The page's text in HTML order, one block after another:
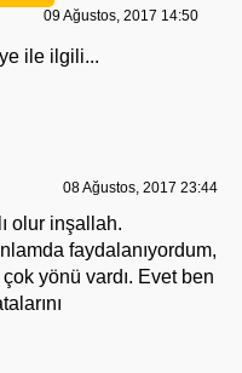
09 Ağustos, 2017 14:50
ile ilgili...
08 Ağustos, 2017 23:44
olur inşallah.
faydalanıyordum,
yönü vardı. Evet ben